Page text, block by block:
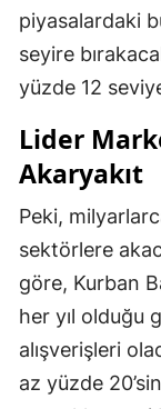
piyasalardaki
seyire
yüzde 12
Lider
Akaryakıt
Peki,
sektörlere
göre, Kurban
her yıl olduğu
alışverişleri
az yüzde